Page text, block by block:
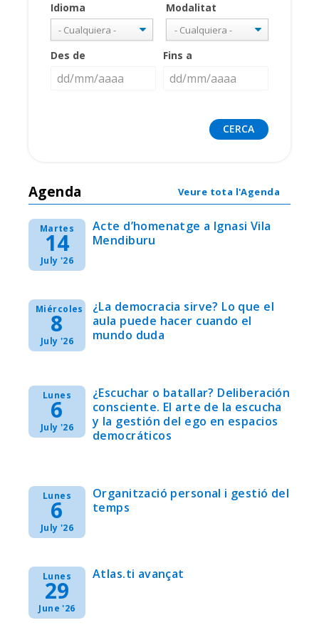
Idioma Modalitat
Des de Fins a
Agenda
Martes
14
July '26
Acte d’homenatge a Ignasi Vila
Mendiburu
Miércoles
8
July '26
¿La democracia sirve? Lo que el
aula puede hacer cuando el
mundo duda
Lunes
6
July '26
¿Escuchar o batallar? Deliberación
consciente. El arte de la escucha
y la gestión del ego en espacios
democráticos
Lunes
6
July '26
Organització personal i gestió del
temps
Lunes
29
June '26
Atlas.ti avançat
Veure tota l'Agenda